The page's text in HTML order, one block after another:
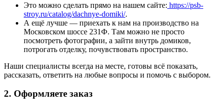
Это можно сделать прямо на нашем сайте: https://psb-
stroy.ru/catalog/dachnye-domiki/.
А ещё лучше — приехать к нам на производство на
Московском шоссе 231Ф. Там можно не просто
посмотреть фотографии, а зайти внутрь домиков,
потрогать отделку, почувствовать пространство.
Наши специалисты всегда на месте, готовы всё показать,
рассказать, ответить на любые вопросы и помочь с выбором.
2. Оформляете заказ